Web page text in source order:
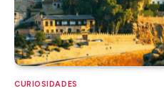
CURIOSIDADES